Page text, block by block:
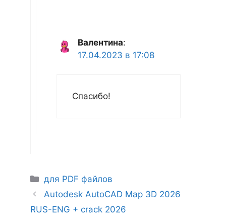
Валентина:
17.04.2023 в 17:08
Спасибо!
Рубрики
для PDF файлов
Autodesk AutoCAD Map 3D 2026
RUS-ENG + crack 2026